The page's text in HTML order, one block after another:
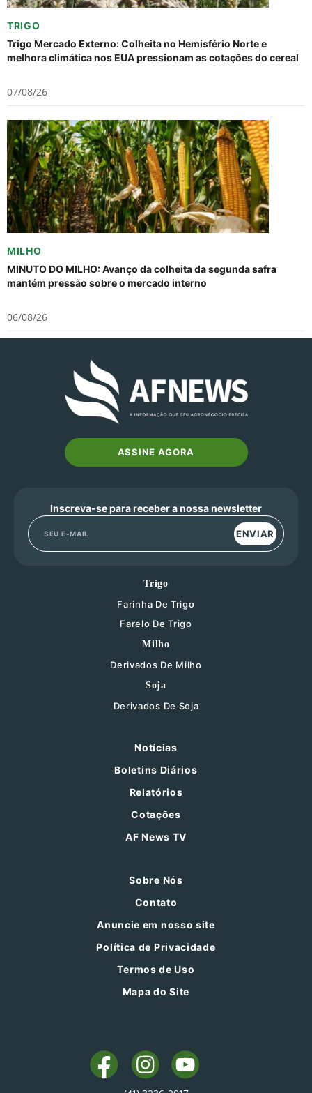
TRIGO
Trigo Mercado Externo: Colheita no Hemisfério Norte e
melhora climática nos EUA pressionam as cotações do cereal
07/08/26
MILHO
MINUTO DO MILHO: Avanço da colheita da segunda safra
mantém pressão sobre o mercado interno
06/08/26
ASSINE AGORA
Inscreva-se para receber a nossa newsletter
ENVIAR
Trigo
Farinha De Trigo
Farelo De Trigo
Milho
Derivados De Milho
Soja
Derivados De Soja
Notícias
Boletins Diários
Relatórios
Cotações
AF News TV
Sobre Nós
Contato
Anuncie em nosso site
Política de Privacidade
Termos de Uso
Mapa do Site